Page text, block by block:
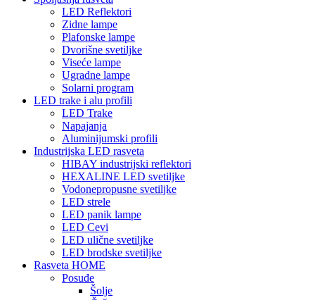
LED Reflektori
Zidne lampe
Plafonske lampe
Dvorišne svetiljke
Viseće lampe
Ugradne lampe
Solarni program
LED trake i alu profili
LED Trake
Napajanja
Aluminijumski profili
Industrijska LED rasveta
HIBAY industrijski reflektori
HEXALINE LED svetiljke
Vodonepropusne svetiljke
LED strele
LED panik lampe
LED Cevi
LED ulične svetiljke
LED brodske svetiljke
Rasveta HOME
Posuđe
Šolje